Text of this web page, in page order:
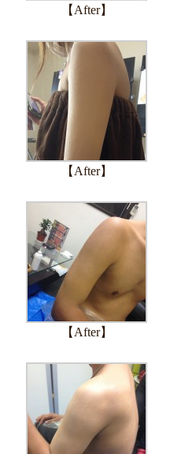
【After】
【After】
【After】